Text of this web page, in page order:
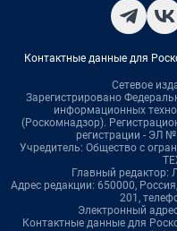
Контактные данные для
Сетевое
Зарегистрировано
информационных
(Роскомнадзор).
регистрации - ЭЛ
Учредитель: Общество с
Главный редактор:
Адрес редакции: 650000,
201,
Электронный
Контактные данные для